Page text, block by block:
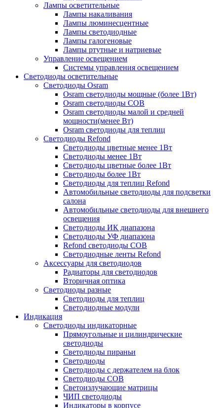
Лампы осветительные
Лампы накаливания
Лампы люминесцентные
Лампы светодиодные
Лампы галогеновые
Лампы ртутные и натриевые
Управление освещением
Системы управления освещением
Светодиоды осветительные
Светодиоды Osram
Osram светодиоды мощные (более 1Вт)
Osram светодиоды COB
Osram светодиоды малой и средней
мощности(менее Вт)
Osram светодиоды для теплиц
Светодиоды Refond
Светодиоды цветные менее 1Вт
Светодиоды менее 1Вт
Светодиоды цветные более 1Вт
Светодиоды более 1Вт
Светодиоды для теплиц Refond
Автомобильные светодиоды для подсветки
салона
Автомобильные светодиоды для внешнего
освещения
Светодиоды ИК диапазона
Светодиоды УФ диапазона
Refond светодиоды COB
Светодиодные ленты Refond
Аксессуары для светодиодов
Радиаторы для светодиодов
Вторичная оптика
Светодиоды разные
Светодиоды для теплиц
Светодиодные модули
Индикация
Светодиоды индикаторные
Прямоугольные и цилиндрические
светодиоды
Светодиоды пираньи
Светодиоды
Светодиоды с держателем на блок
Светодиоды COB
Светоизлучающие матрицы
ЧИП светодиоды
Индикаторы в корпусе